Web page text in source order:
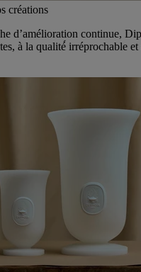
créations
d’amélioration continue,
à la qualité́ irréprochable et